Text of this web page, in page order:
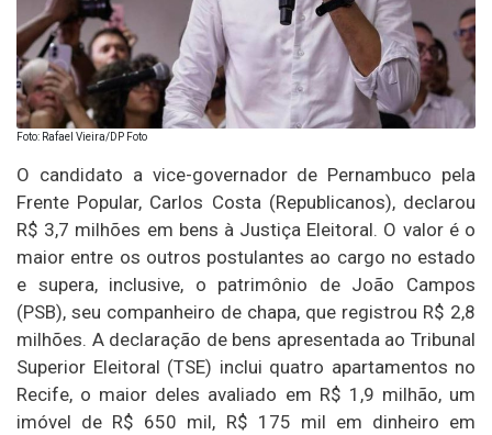
Foto: Rafael Vieira/DP Foto
O candidato a vice-governador de Pernambuco pela
Frente Popular, Carlos Costa (Republicanos), declarou
R$ 3,7 milhões em bens à Justiça Eleitoral. O valor é o
maior entre os outros postulantes ao cargo no estado
e supera, inclusive, o patrimônio de João Campos
(PSB), seu companheiro de chapa, que registrou R$ 2,8
milhões. A declaração de bens apresentada ao Tribunal
Superior Eleitoral (TSE) inclui quatro apartamentos no
Recife, o maior deles avaliado em R$ 1,9 milhão, um
imóvel de R$ 650 mil, R$ 175 mil em dinheiro em